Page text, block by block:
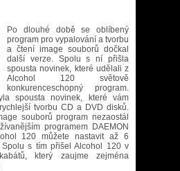
Po dlouhé době se oblíbený
program pro vypalování a tvorbu
a čtení image souborů dočkal
další verze. Spolu s ní přišla
spousta novinek, které udělali z
Alcohol 120 světově
konkurenceschopný program.
spousta novinek, které vám
tvorbu CD a DVD disků.
souborů program nezaostál
programem DAEMON
120 můžete nastavit až 6
Spolu s tím přišel Alcohol 120 v
který zaujme zejména